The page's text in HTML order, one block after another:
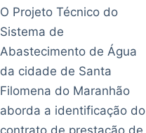
O Projeto Técnico do
Sistema de
Abastecimento de Água
da cidade de Santa
Filomena do Maranhão
aborda a identificação do
contrato de prestação de